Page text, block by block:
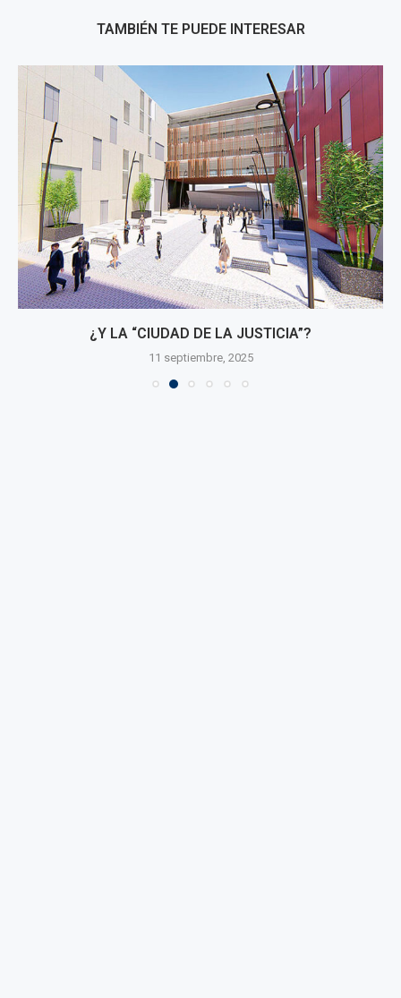
TAMBIÉN TE PUEDE INTERESAR
¿Y LA “CIUDAD DE LA JUSTICIA”?
11 septiembre, 2025